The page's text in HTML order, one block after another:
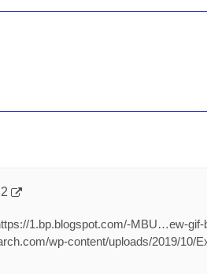
1.bp.blogspot.com/-MBU…ew-gif-
wp-content/uploads/2019/10/